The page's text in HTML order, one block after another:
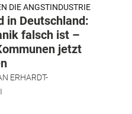
DIE ANGSTINDUSTRIE
in Deutschland:
falsch ist –
jetzt
ERHARDT-